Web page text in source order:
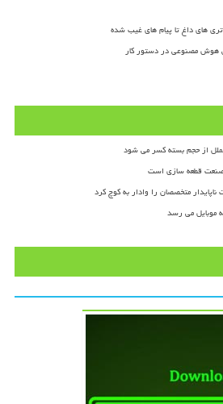
های داغ تا پیام های غیب شده
هوش مصنوعی در دستور کار
از حجم بسته کسر می شود
صنعت قطعه سازی است
متخصصان را وادار به کوچ کرد
موبایل می رسد